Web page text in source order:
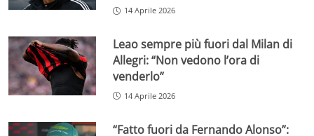
14 Aprile 2026
Leao sempre più fuori dal Milan di
Allegri: “Non vedono l’ora di
venderlo”
14 Aprile 2026
“Fatto fuori da Fernando Alonso”: